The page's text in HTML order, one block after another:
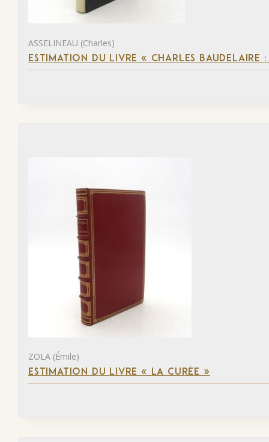
ASSELINEAU (Charles)
ESTIMATION DU LIVRE « CHARLES BAUDELAIRE
ZOLA (Émile)
ESTIMATION DU LIVRE « LA CURÉE »